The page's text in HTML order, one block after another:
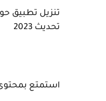
تنزيل تطبيق
تحديث 2023
استمتع